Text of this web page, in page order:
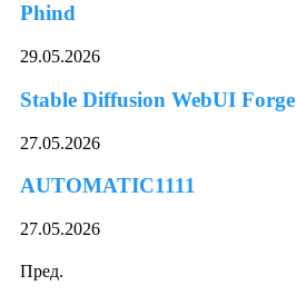
Phind
29.05.2026
Stable Diffusion WebUI Forge
27.05.2026
AUTOMATIC1111
27.05.2026
Пред.